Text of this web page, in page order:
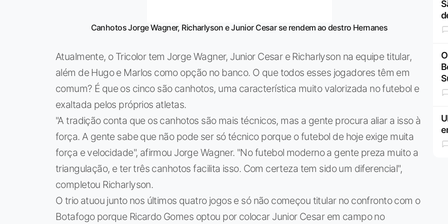
Canhotos Jorge Wagner, Richarlyson e Junior Cesar se rendem ao destro Hernanes
Atualmente, o Tricolor tem Jorge Wagner, Junior Cesar e Richarlyson na equipe titular,
além de Hugo e Marlos como opção no banco. O que todos esses jogadores têm em
comum? É que os cinco são canhotos, uma característica muito valorizada no futebol e
exaltada pelos próprios atletas.
"A tradição conta que os canhotos são mais técnicos, mas a gente procura aliar a isso à
força. A gente sabe que não pode ser só técnico porque o futebol de hoje exige muita
força e velocidade", afirmou Jorge Wagner. "No futebol moderno a gente preza muito a
triangulação, e ter três canhotos facilita isso. Com certeza tem sido um diferencial",
completou Richarlyson.
O trio atuou junto nos últimos quatro jogos e só não começou titular no confronto com o
Botafogo porque Ricardo Gomes optou por colocar Junior Cesar em campo no